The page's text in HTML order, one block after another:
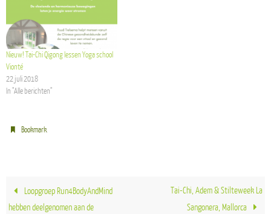
Nieuw! Tai-Chi Qigong lessen Yoga school
Vionté
22 juli 2018
In "Alle berichten"
Bookmark.
Loopgroep Run4BodyAndMind
hebben deelgenomen aan de
Tai-Chi, Adem & Stilteweek La
Sangonera, Mallorca